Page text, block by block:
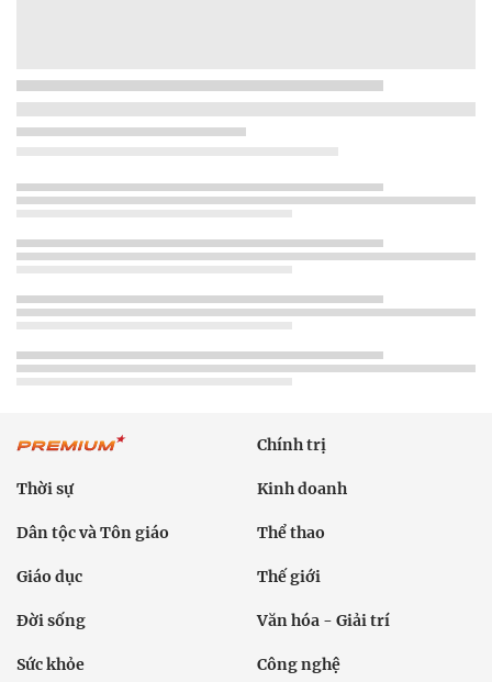
Chính trị
Thời sự Kinh doanh
Dân tộc và Tôn giáo Thể thao
Giáo dục Thế giới
Đời sống Văn hóa - Giải trí
Sức khỏe Công nghệ